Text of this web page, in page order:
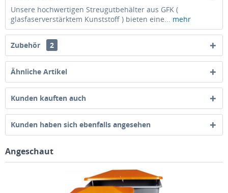
Unsere hochwertigen Streugutbehälter aus GFK (
glasfaserverstärktem Kunststoff ) bieten eine... mehr
Zubehör 2
Ähnliche Artikel
Kunden kauften auch
Kunden haben sich ebenfalls angesehen
Angeschaut